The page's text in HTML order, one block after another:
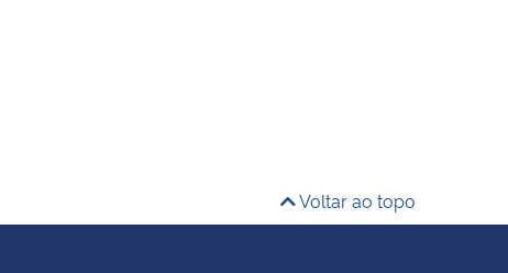
Voltar ao topo